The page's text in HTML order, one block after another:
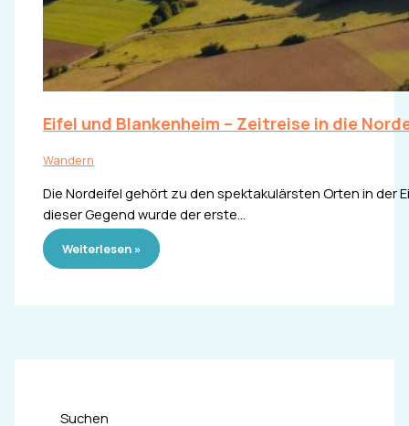
Eifel und Blankenheim – Zeitreise in die
Wandern
Die Nordeifel gehört zu den spektakulärsten Orten in der
dieser Gegend wurde der erste…
Weiterlesen »
Suchen